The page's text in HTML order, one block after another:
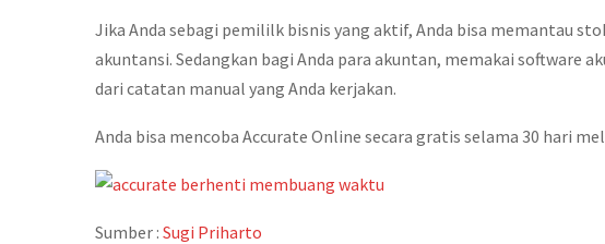
Jika Anda sebagi pemililk bisnis yang aktif, Anda bisa memantau
akuntansi. Sedangkan bagi Anda para akuntan, memakai
dari catatan manual yang Anda kerjakan.
Anda bisa mencoba Accurate Online secara gratis selama 30 hari
Sumber : Sugi Priharto